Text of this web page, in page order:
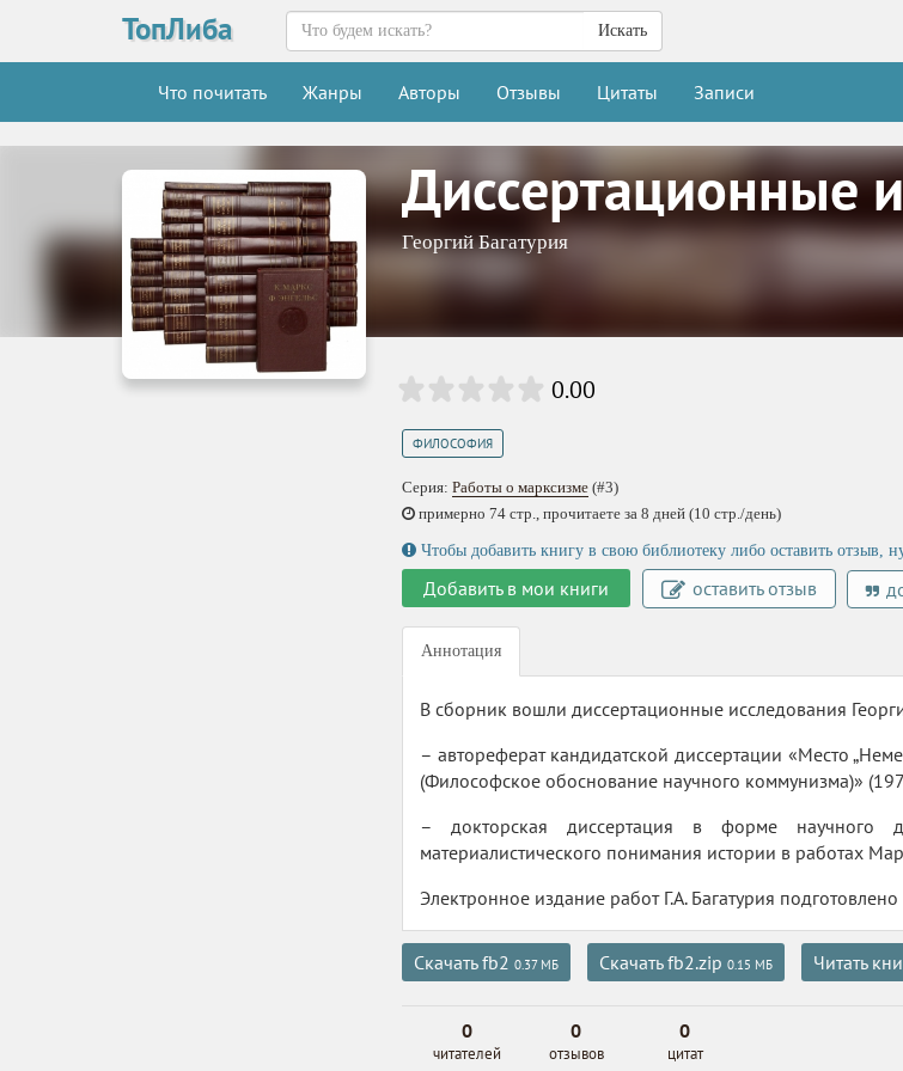
ТопЛиба Искать
Что почитать Жанры Авторы Отзывы Цитаты Записи
Диссертационные
Георгий Багатурия
0.00
ФИЛОСОФИЯ
Серия: Работы о марксизме (#3)
примерно 74 стр., прочитаете за 8 дней (10 стр./день)
Чтобы добавить книгу в свою библиотеку либо оставить отзыв,
Добавить в мои книги оставить отзыв
Аннотация
В сборник вошли диссертационные исследования
– автореферат кандидатской диссертации «Место
(Философское обоснование научного коммунизма)»
– докторская диссертация в форме научного
материалистического понимания истории в работах
Электронное издание работ Г.А. Багатурия
Скачать fb2 0.37 МБ Скачать fb2.zip 0.15 МБ Читать
0
читателей
0
отзывов
0
цитат